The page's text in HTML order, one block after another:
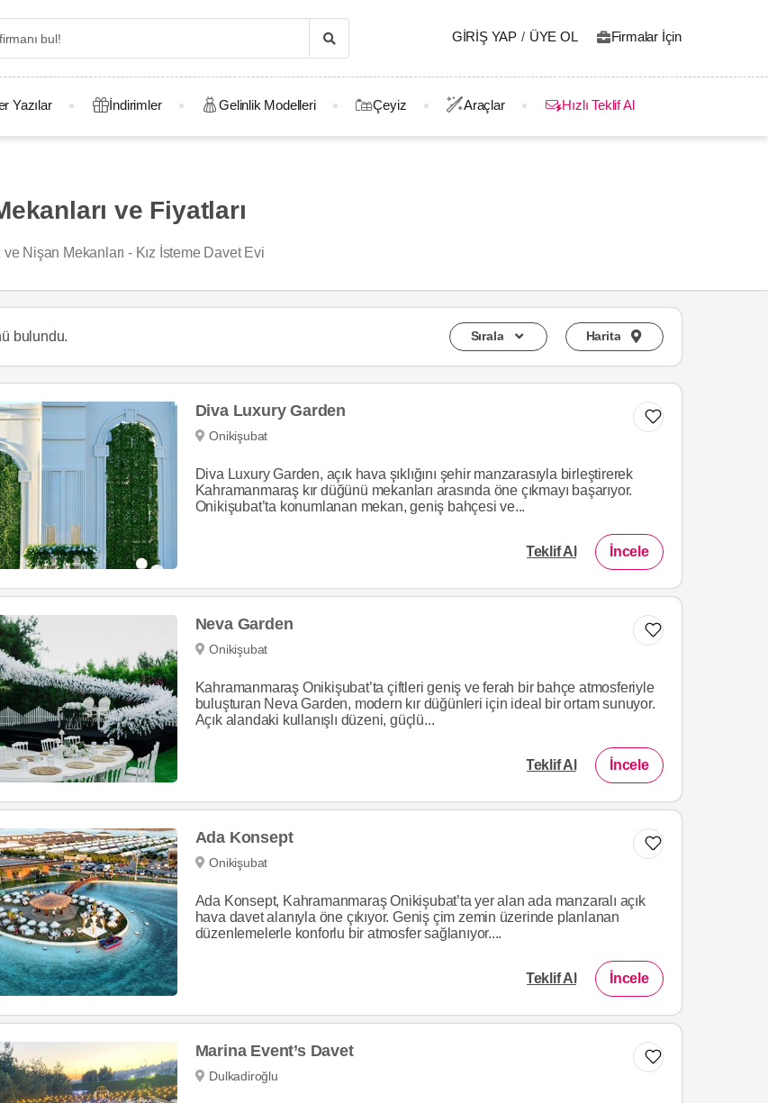
GIRIŞ YAP / ÜYE OL Firmalar İçin
Yazılar İndirimler Gelinlik Modelleri Çeyiz Araçlar Hızlı Teklif Al
ve Fiyatları
ve Nişan Mekanları - Kız İsteme Davet Evi
bulundu. Sırala Harita
Diva Luxury Garden
Onikişubat
Diva Luxury Garden, açık hava şıklığını şehir manzarasıyla birleştirerek
Kahramanmaraş kır düğünü mekanları arasında öne çıkmayı başarıyor.
Onikişubat’ta konumlanan mekan, geniş bahçesi ve...
Teklif Al İncele
Neva Garden
Onikişubat
Kahramanmaraş Onikişubat’ta çiftleri geniş ve ferah bir bahçe atmosferiyle
buluşturan Neva Garden, modern kır düğünleri için ideal bir ortam sunuyor.
Açık alandaki kullanışlı düzeni, güçlü...
Teklif Al İncele
Ada Konsept
Onikişubat
Ada Konsept, Kahramanmaraş Onikişubat’ta yer alan ada manzaralı açık
hava davet alanıyla öne çıkıyor. Geniş çim zemin üzerinde planlanan
düzenlemelerle konforlu bir atmosfer sağlanıyor....
Teklif Al İncele
Listeme Ekle
Marina Event’s Davet
Dulkadiroğlu